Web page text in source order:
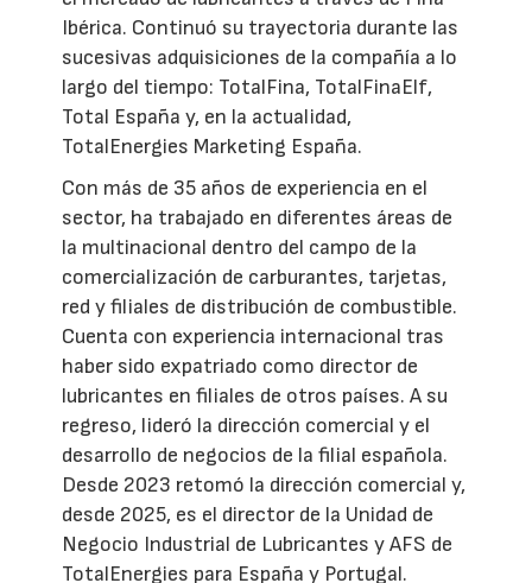
Ibérica. Continuó su trayectoria durante las
sucesivas adquisiciones de la compañía a lo
largo del tiempo: TotalFina, TotalFinaElf,
Total España y, en la actualidad,
TotalEnergies Marketing España.
Con más de 35 años de experiencia en el
sector, ha trabajado en diferentes áreas de
la multinacional dentro del campo de la
comercialización de carburantes, tarjetas,
red y filiales de distribución de combustible.
Cuenta con experiencia internacional tras
haber sido expatriado como director de
lubricantes en filiales de otros países. A su
regreso, lideró la dirección comercial y el
desarrollo de negocios de la filial española.
Desde 2023 retomó la dirección comercial y,
desde 2025, es el director de la Unidad de
Negocio Industrial de Lubricantes y AFS de
TotalEnergies para España y Portugal.